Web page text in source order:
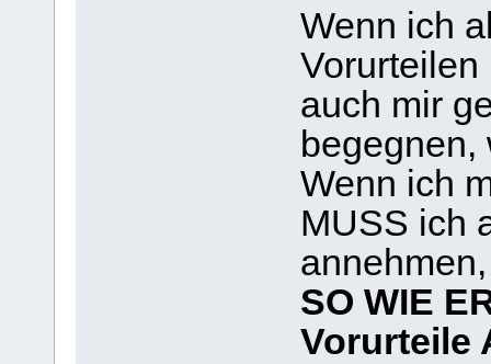
Wenn ich
auch mir
begegnen,
Wenn ich
MUSS ich
annehmen,
SO WIE
Vorurteile